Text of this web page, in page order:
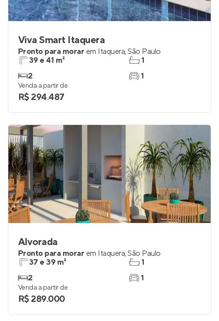
Viva Smart Itaquera
Pronto para morar em Itaquera,São Paulo
39 e 41 m²
2
1
1
Venda a partir de
R$ 294.487
Alvorada
Pronto para morar em Itaquera,São Paulo
37 e 39 m²
2
1
1
Venda a partir de
R$ 289.000